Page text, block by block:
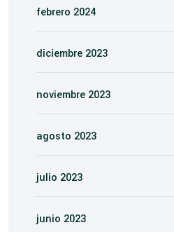
febrero 2024
diciembre 2023
noviembre 2023
agosto 2023
julio 2023
junio 2023